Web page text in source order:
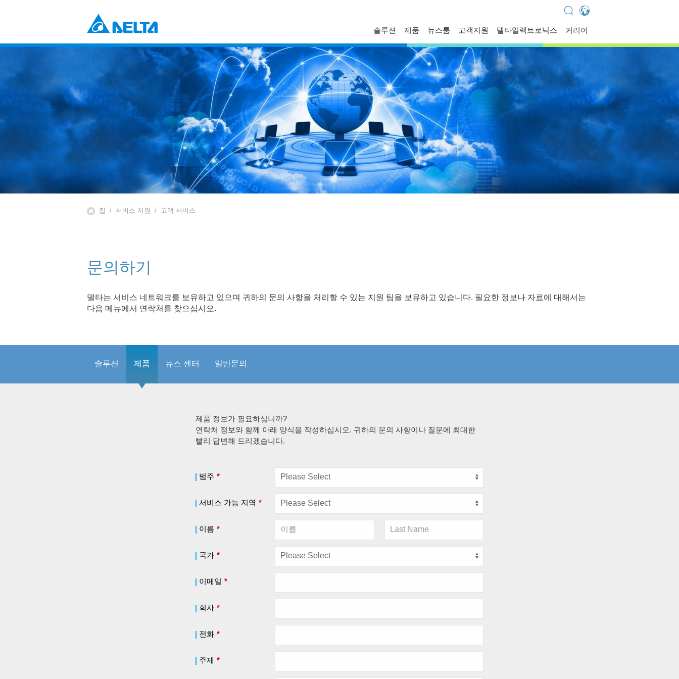
Global - 繁體中文
Americas - English
Australia - English
China - 简体中文
EMEA - English
EMEA - Deutsch
EMEA - Français
Japan - 日本語
Korea - 한국어
Singapore - English
Thailand - ไทย
솔루션
산업 자동화 솔루션
데이터 센터 솔루션
EV 충전 솔루션
제품
Power Electronics
EV 파워트레인 시스템
Automation
빌딩 자동화
Infrastructure
디스플레이
뉴스룸
보도자료
델타 소식
고객지원
FAQ
문의하기
기술자료
델타일렉트로닉스
프로파일
경영진
비스니스
글로벌 운영
혁신
마일스톤
ESG
델타일렉트로닉스 한국지사
커리어
집 서비스 지원 고객 서비스
문의하기
델타는 서비스 네트워크를 보유하고 있으며 귀하의 문의 사항을 처리할 수 있는 지원 팀을 보유하고 있습니다. 필요한 정보나 자료에 대해서는
다음 메뉴에서 연락처를 찾으십시오.
솔루션 제품 뉴스 센터 일반문의
제품 정보가 필요하십니까?
연락처 정보와 함께 아래 양식을 작성하십시오. 귀하의 문의 사항이나 질문에 최대한
빨리 답변해 드리겠습니다.
범주 *
서비스 가능 지역 *
이름 *
국가 *
이메일 *
회사 *
전화 *
주제 *